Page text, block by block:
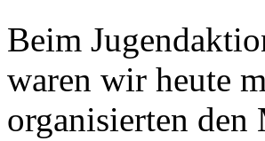
Beim
waren wir heute
organisierten